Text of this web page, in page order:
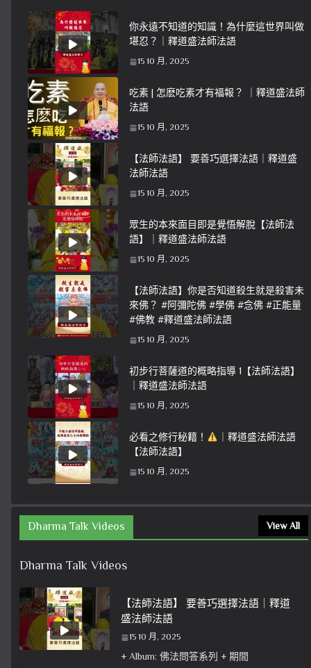
你永遠不知道的知識！為什麼這世界叫做
堪忍？｜釋道盛法師法語
15 10 月, 2025
吃素 | 怎麽吃素才有福報？ ｜釋道盛法師
法語
15 10 月, 2025
【法師法語】 要善巧選擇法語｜釋道盛
法師法語
15 10 月, 2025
眾生的本來面目即是覺悟解脫【法師法
語】｜釋道盛法師法語
15 10 月, 2025
【法師法語】你是否知道殺生就是殺害未
來佛？ #阿彌陀佛 #學佛 #念佛 #正能量
#佛教 #釋道盛法師法語
15 10 月, 2025
初步行菩薩道的概略指導 1【法師法語】
｜釋道盛法師法語
15 10 月, 2025
必看之修行秘籍！
｜釋道盛法師法語
【法師法語】
15 10 月, 2025
Dharma Talk Videos View All
Dharma Talk Videos
【法師法語】 要善巧選擇法語｜釋道
盛法師法語
15 10 月, 2025
+ Album: 佛法問答系列 + 期間